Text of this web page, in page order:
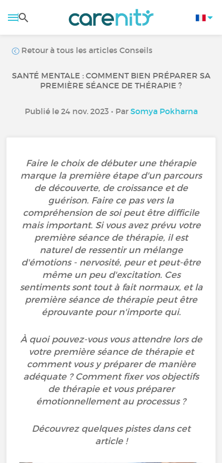
Retour à tous les articles Conseils
SANTÉ MENTALE : COMMENT BIEN PRÉPARER SA
PREMIÈRE SÉANCE DE THÉRAPIE ?
Publié le 24 nov. 2023 • Par Somya Pokharna
Faire le choix de débuter une thérapie
marque la première étape d'un parcours
de découverte, de croissance et de
guérison. Faire ce pas vers la
compréhension de soi peut être difficile
mais important. Si vous avez prévu votre
première séance de thérapie, il est
naturel de ressentir un mélange
d'émotions - nervosité, peur et peut-être
même un peu d'excitation. Ces
sentiments sont tout à fait normaux, et la
première séance de thérapie peut être
éprouvante pour n'importe qui.
À quoi pouvez-vous vous attendre lors de
votre première séance de thérapie et
comment vous y préparer de manière
adéquate ? Comment fixer vos objectifs
de thérapie et vous préparer
émotionnellement au processus ?
Découvrez quelques pistes dans cet
article !